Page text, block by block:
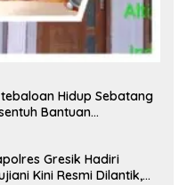
Hidup Sebatang
Bantuan
Gresik Hadiri
Kini Resmi Dilantik,